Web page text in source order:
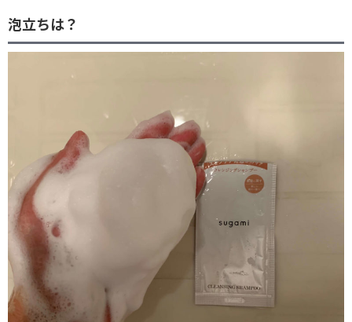
泡立ちは？